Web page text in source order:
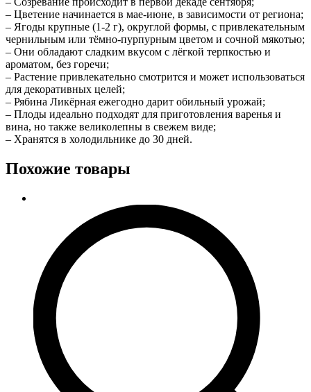
– Цветение начинается в мае-июне, в зависимости от региона;
– Ягоды крупные (1-2 г), округлой формы, с привлекательным
чернильным или тёмно-пурпурным цветом и сочной мякотью;
– Они обладают сладким вкусом с лёгкой терпкостью и
ароматом, без горечи;
– Растение привлекательно смотрится и может использоваться
для декоративных целей;
– Рябина Ликёрная ежегодно дарит обильный урожай;
– Плоды идеально подходят для приготовления варенья и
вина, но также великолепны в свежем виде;
– Хранятся в холодильнике до 30 дней.
Похожие товары